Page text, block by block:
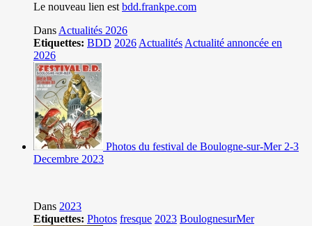
Le nouveau lien est bdd.frankpe.com
Dans Actualités 2026
Etiquettes: BDD 2026 Actualités Actualité annoncée en
2026
Photos du festival de Boulogne-sur-Mer 2-3
Decembre 2023
Dans 2023
Etiquettes: Photos fresque 2023 BoulognesurMer